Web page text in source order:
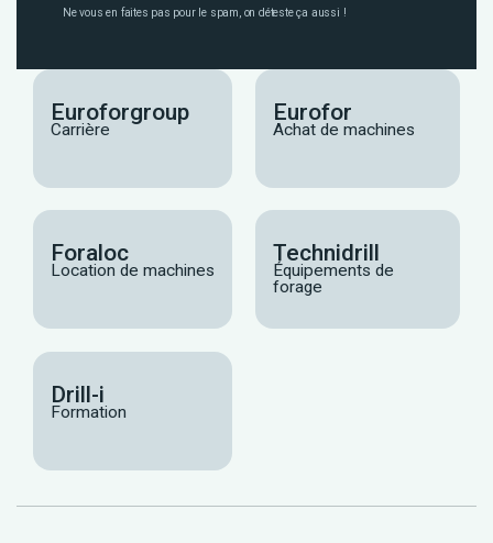
Ne vous en faites pas pour le spam, on déteste ça aussi !
Euroforgroup
Carrière
Eurofor
Achat de machines
Foraloc
Location de machines
Technidrill
Équipements de
forage
Drill-i
Formation